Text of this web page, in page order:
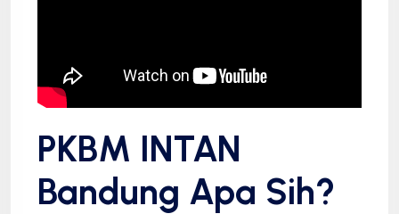
PKBM INTAN
Bandung Apa Sih?